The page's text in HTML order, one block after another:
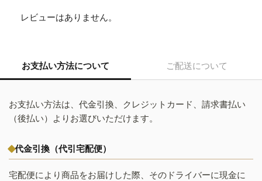
レビューはありません。
お支払い方法について ご配送について
お支払い方法は、代金引換、クレジットカード、請求書払い
（後払い）よりお選びいただけます。
代金引換（代引宅配便）
宅配便により商品をお届けした際、そのドライバーに現金に